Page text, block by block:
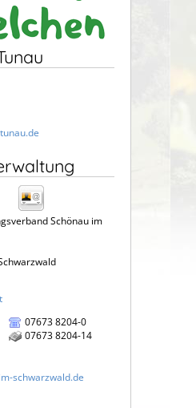
Schönau im
07673 8204-0
07673 8204-14
schwarzwald.de